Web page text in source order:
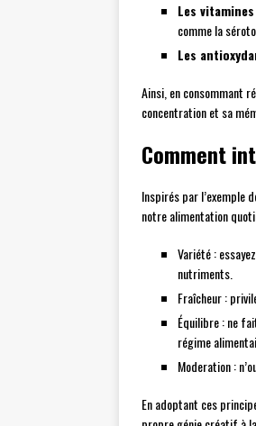
Les
comme la
Les
Ainsi, en consommant
concentration et sa
Comment
Inspirés par l’exemple
notre alimentation
Variété :
nutriments.
Fraîcheur :
Équilibre : ne
régime
Moderation :
En adoptant ces